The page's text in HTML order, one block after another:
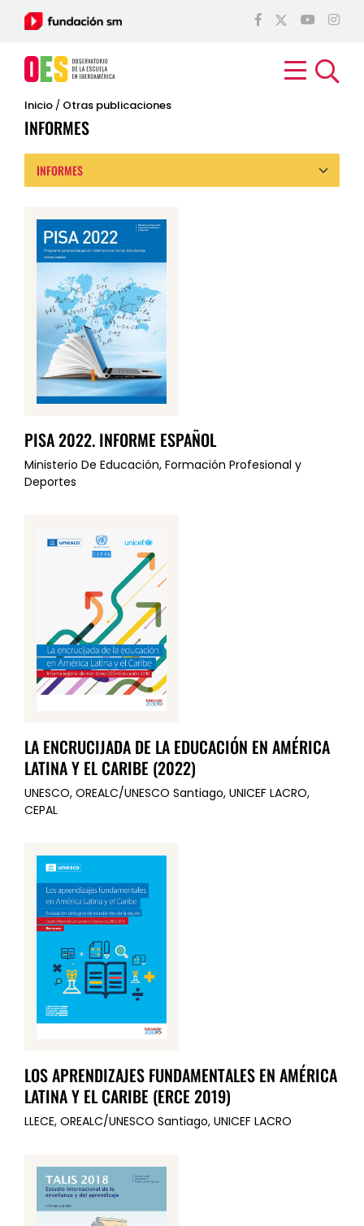
Inicio / Otras publicaciones
INFORMES
PISA 2022. INFORME ESPAÑOL
Ministerio De Educación, Formación Profesional y
Deportes
LA ENCRUCIJADA DE LA EDUCACIÓN EN AMÉRICA
LATINA Y EL CARIBE (2022)
UNESCO, OREALC/UNESCO Santiago, UNICEF LACRO,
CEPAL
LOS APRENDIZAJES FUNDAMENTALES EN AMÉRICA
LATINA Y EL CARIBE (ERCE 2019)
LLECE, OREALC/UNESCO Santiago, UNICEF LACRO